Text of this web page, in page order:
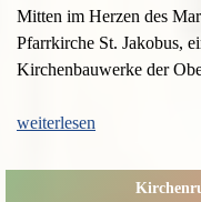
Mitten im Herzen des
Pfarrkirche St. Jakobus,
Kirchenbauwerke der
weiterlesen